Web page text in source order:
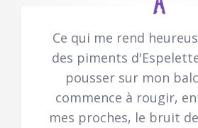
Ce qui me rend
des piments
pousser sur mon
commence à rougir,
mes proches, le bruit